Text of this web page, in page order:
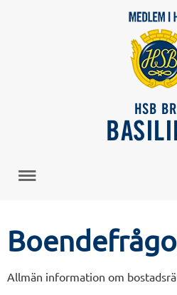
HSB
Allmän information om